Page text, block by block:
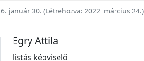
január 30. (Létrehozva: 2022. március 24.)
Egry Attila
listás képviselő